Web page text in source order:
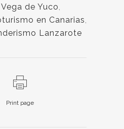
de Yuco,
en Canarias,
Lanzarote
Print page